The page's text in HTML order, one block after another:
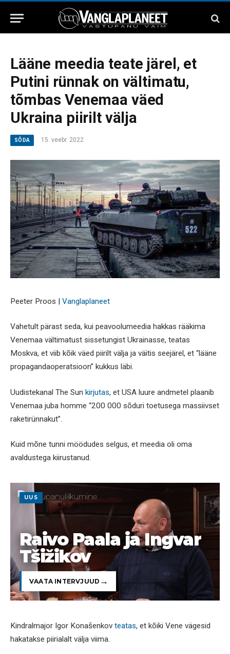
Lääne meedia teate järel, et
Putini rünnak on vältimatu,
tõmbas Venemaa väed
Ukraina piirilt välja
SÕDA 15. veebr. 2022
Peeter Proos | Vanglaplaneet
Vahetult pärast seda, kui peavoolumeedia hakkas rääkima
Venemaa vältimatust sissetungist Ukrainasse, teatas
Moskva, et viib kõik väed piirilt välja ja väitis seejärel, et “lääne
propagandaoperatsioon” kukkus läbi.
Uudistekanal The Sun kirjutas, et USA luure andmetel plaanib
Venemaa juba homme “200 000 sõduri toetusega massiivset
raketirünnakut”.
Kuid mõne tunni möödudes selgus, et meedia oli oma
avaldustega kiirustanud.
UUS
Raivo Paala ja Ingvar
Tšižikov
VAATA INTERVJUUD
Kindralmajor Igor Konašenkov teatas, et kõiki Vene vägesid
hakatakse piirialalt välja viima.